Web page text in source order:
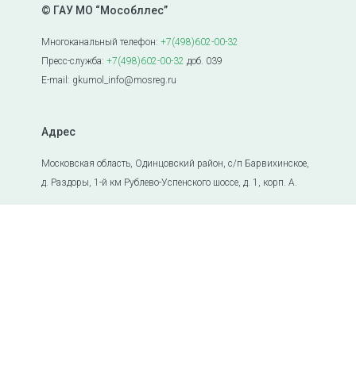
© ГАУ МО “Мособллес”
Многоканальный телефон:+7(498)602-00-32
Пресс-служба:+7(498)602-00-32 доб. 039
E-mail: gkumol_info@mosreg.ru
Адрес
Московская область, Одинцовский район, с/п Барвихинское,
д. Раздоры, 1-й км Рублево-Успенского шоссе, д. 1, корп. А.